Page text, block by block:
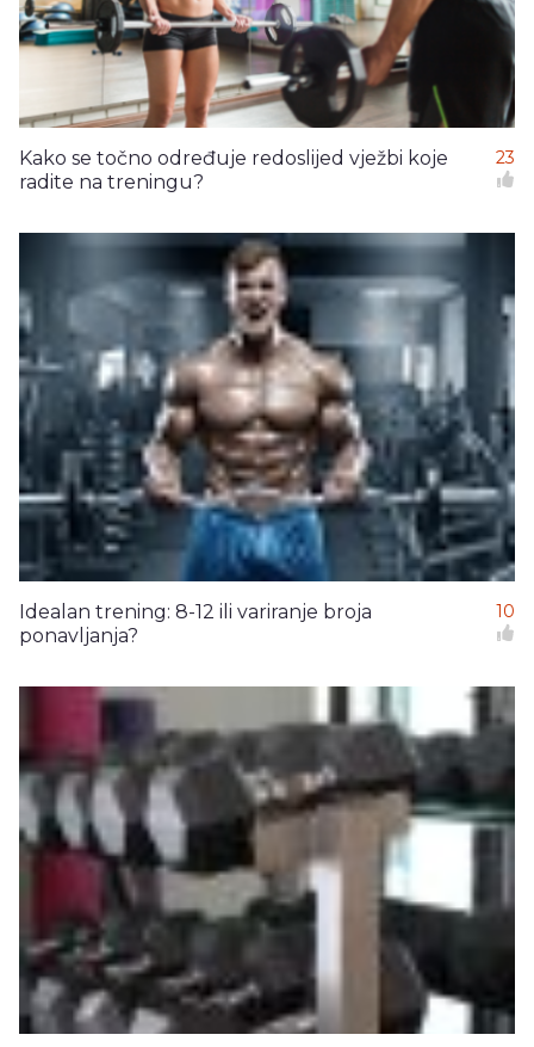
Kako se točno određuje redoslijed vježbi koje
radite na treningu?
23
Idealan trening: 8-12 ili variranje broja
ponavljanja?
10